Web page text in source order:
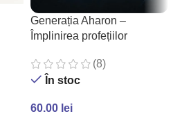
Generația Aharon –
Împlinirea profețiilor
(8)
În stoc
60.00 lei